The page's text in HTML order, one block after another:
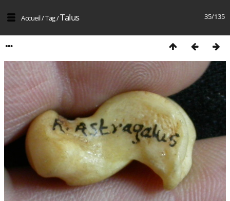
35/135
Accueil/Tag/Talus